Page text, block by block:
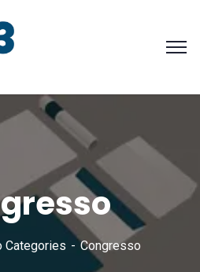
Categories Congresso